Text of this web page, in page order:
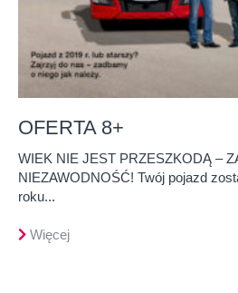
OFERTA 8+
WIEK NIE JEST PRZESZKODĄ –
NIEZAWODNOŚĆ! Twój pojazd
roku...
Więcej